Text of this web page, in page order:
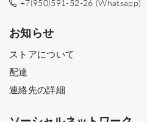
+7(950)591-52-26 (Whatsapp)
お知らせ
ストアについて
配達
連絡先の詳細